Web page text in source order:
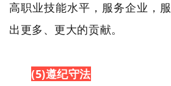
高职业技能水平，服务企业，
出更多、更大的贡献。
(5)遵纪守法